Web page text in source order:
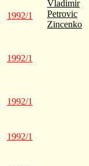
1992/1
Vladimir
Petrovic
Zincenko
1992/1
1992/1
1992/1